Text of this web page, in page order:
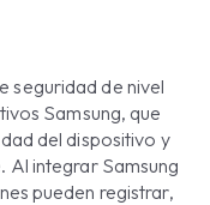
seguridad de nivel
Samsung, que
del dispositivo y
integrar Samsung
pueden registrar,